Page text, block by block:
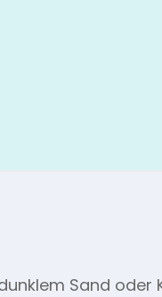
Sand oder